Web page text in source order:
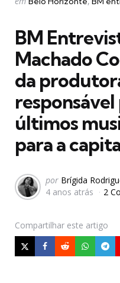
BM
Machado
da
últimos
para a
Postado
por
por Brígida
4 anos atrás
2
Compartilhar este artigo